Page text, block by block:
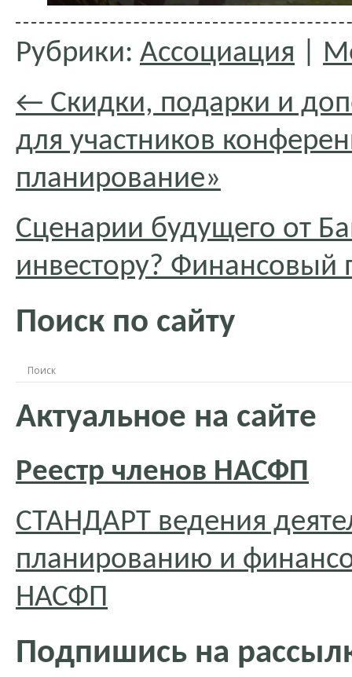
Рубрики: Ассоциация
← Скидки, подарки и
для участников
планирование»
Сценарии будущего от
инвестору? Финансовый
Поиск по сайту
Актуальное на сайте
Реестр членов НАСФП
СТАНДАРТ ведения
планированию и
НАСФП
Подпишись на